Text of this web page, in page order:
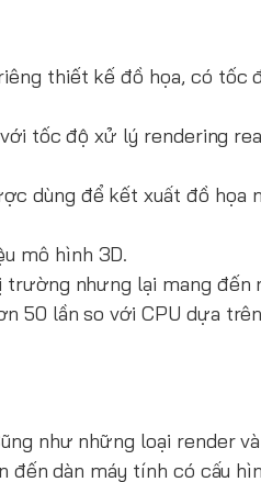
thiết kế đồ họa, có tốc
tốc độ xử lý rendering
dùng để kết xuất đồ họa
mô hình 3D.
nhưng lại mang đến
50 lần so với CPU dựa
như những loại render
đến dàn máy tính có cấu